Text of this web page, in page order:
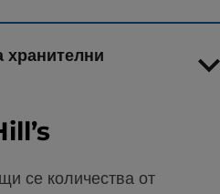
се количества от